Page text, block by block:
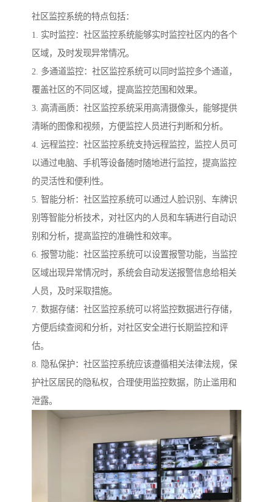
社区监控系统的特点包括：
1. 实时监控：社区监控系统能够实时监控社区内的各个
区域，及时发现异常情况。
2. 多通道监控：社区监控系统可以同时监控多个通道，
覆盖社区的不同区域，提高监控范围和效果。
3. 高清画质：社区监控系统采用高清摄像头，能够提供
清晰的图像和视频，方便监控人员进行判断和分析。
4. 远程监控：社区监控系统支持远程监控，监控人员可
以通过电脑、手机等设备随时随地进行监控，提高监控
的灵活性和便利性。
5. 智能分析：社区监控系统可以通过人脸识别、车牌识
别等智能分析技术，对社区内的人员和车辆进行自动识
别和分析，提高监控的准确性和效率。
6. 报警功能：社区监控系统可以设置报警功能，当监控
区域出现异常情况时，系统会自动发送报警信息给相关
人员，及时采取措施。
7. 数据存储：社区监控系统可以将监控数据进行存储，
方便后续查阅和分析，对社区安全进行长期监控和评
估。
8. 隐私保护：社区监控系统应该遵循相关法律法规，保
护社区居民的隐私权，合理使用监控数据，防止滥用和
泄露。